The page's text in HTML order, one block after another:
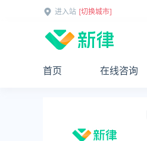
进入站 [切换城市]
首页 在线咨询